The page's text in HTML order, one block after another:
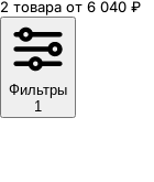
2 товара от 6 040 ₽
Фильтры
1